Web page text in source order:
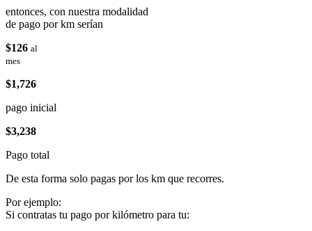
entonces, con nuestra modalidad
de pago por km serían
$126 al
mes
$1,726
pago inicial
$3,238
Pago total
De esta forma solo pagas por los km que recorres.
Por ejemplo:
Si contratas tu pago por kilómetro para tu: